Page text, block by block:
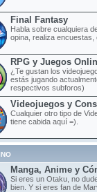
Final Fantasy
Habla sobre cualquiera
opina, realiza encuestas,
RPG y Juegos
¿Te gustan los
estás jugando
respectivos subforos)
Videojuegos y
Cualquier otro tipo de
tiene cabida aquí =).
Manga, Anime y
Si eres un Otaku, no
bien. Y si eres fan de